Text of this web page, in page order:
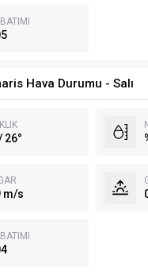
Hava Durumu - Salı
26°
m/s